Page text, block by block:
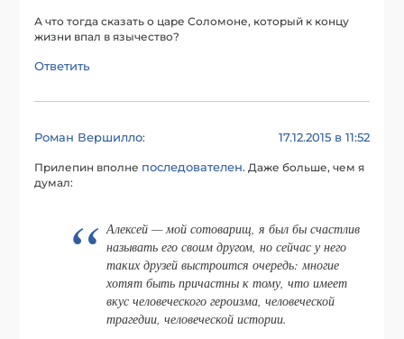
А что тогда сказать о царе Соломоне, который к концу
жизни впал в язычество?
Ответить
Роман Вершилло: 17.12.2015 в 11:52
Прилепин вполне последователен. Даже больше, чем я
думал:
Алексей — мой сотоварищ, я был бы счастлив
называть его своим другом, но сейчас у него
таких друзей выстроится очередь: многие
хотят быть причастны к тому, что имеет
вкус человеческого героизма, человеческой
трагедии, человеческой истории.